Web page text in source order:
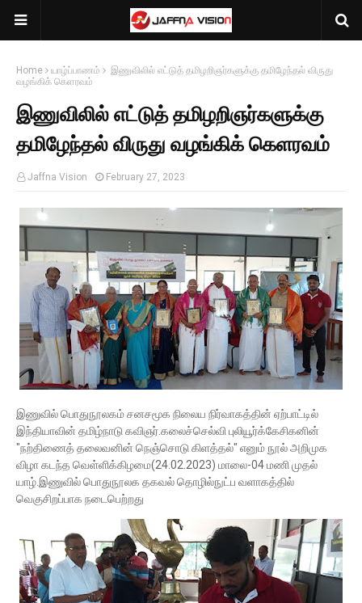
Home யாழ்ப்பாணம்
இணுவிலில் எட்டுத் தமிழறிஞர்களுக்கு தமிழேந்தல் விருது
வழங்கிக் கெளரவம்
இணுவிலில் எட்டுத் தமிழறிஞர்களுக்கு
தமிழேந்தல் விருது வழங்கிக் கெளரவம்
Jaffna Vision February 27, 2023
இணுவில் பொதுநூலகம் சனசமூக நிலைய நிர்வாகத்தின் ஏற்பாட்டில்
இந்தியாவின் தமிழ்நாடு கவிஞர்.கலைச்செல்வி புலியூர்க்கேசிகனின்
"நற்திணைத் தலைவனின் நெஞ்சொடு கிளத்தல்" எனும் நூல் அறிமுக
விழா கடந்த வெள்ளிக்கிழமை(24.02.2023) மாலை-04 மணி முதல்
யாழ்.இணுவில் பொதுநூலக தகவல் தொழில்நுட்ப வளாகத்தில்
வெகுசிறப்பாக நடைபெற்றது